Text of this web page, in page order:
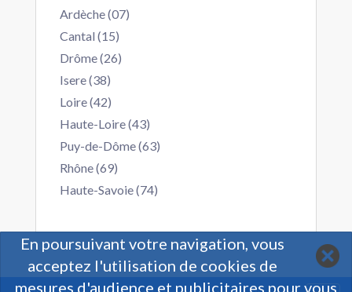
Ardèche (07)
Cantal (15)
Drôme (26)
Isere (38)
Loire (42)
Haute-Loire (43)
Puy-de-Dôme (63)
Rhône (69)
Haute-Savoie (74)
En poursuivant votre navigation, vous
acceptez l'utilisation de cookies de
mesures d'audience et publicitaires pour vous